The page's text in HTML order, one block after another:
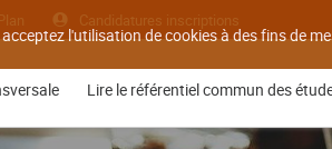
l'utilisation de cookies à des fins de
Plan Candidatures inscriptions
Lire le référentiel commun des